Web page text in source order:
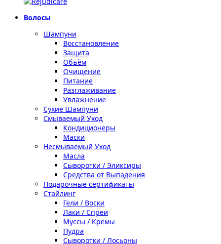
Волосы
Шампуни
Восстановление
Защита
Объём
Очищение
Питание
Разглаживание
Увлажнение
Сухие Шампуни
Смываемый Уход
Кондиционеры
Маски
Несмываемый Уход
Масла
Сыворотки / Эликсиры
Средства от Выпадения
Подарочные сертификаты
Стайлинг
Гели / Воски
Лаки / Спреи
Муссы / Кремы
Пудра
Сыворотки / Лосьоны